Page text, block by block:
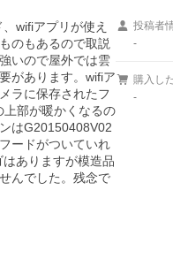
wifiアプリが使え
のもあるので取説
いので屋外では雲
があります。wifiア
ラに保存されたフ
上部が暖かくなるの
はG20150408V02
ードがついていれ
ありますが模造品
んでした。残念で
投稿者
-
購入し
-